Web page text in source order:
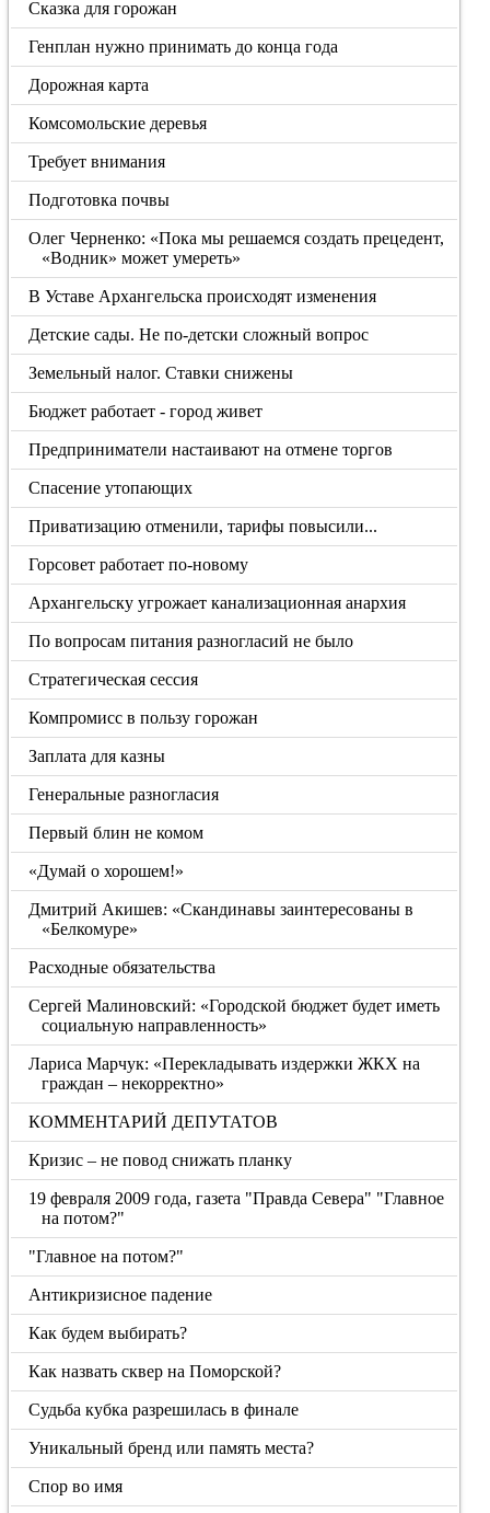
Сказка для горожан
Генплан нужно принимать до конца года
Дорожная карта
Комсомольские деревья
Требует внимания
Подготовка почвы
Олег Черненко: «Пока мы решаемся создать прецедент,
«Водник» может умереть»
В Уставе Архангельска происходят изменения
Детские сады. Не по-детски сложный вопрос
Земельный налог. Ставки снижены
Бюджет работает - город живет
Предприниматели настаивают на отмене торгов
Спасение утопающих
Приватизацию отменили, тарифы повысили...
Горсовет работает по-новому
Архангельску угрожает канализационная анархия
По вопросам питания разногласий не было
Стратегическая сессия
Компромисс в пользу горожан
Заплата для казны
Генеральные разногласия
Первый блин не комом
«Думай о хорошем!»
Дмитрий Акишев: «Скандинавы заинтересованы в
«Белкомуре»
Расходные обязательства
Сергей Малиновский: «Городской бюджет будет иметь
социальную направленность»
Лариса Марчук: «Перекладывать издержки ЖКХ на
граждан – некорректно»
КОММЕНТАРИЙ ДЕПУТАТОВ
Кризис – не повод снижать планку
19 февраля 2009 года, газета "Правда Севера" "Главное
на потом?"
"Главное на потом?"
Антикризисное падение
Как будем выбирать?
Как назвать сквер на Поморской?
Судьба кубка разрешилась в финале
Уникальный бренд или память места?
Спор во имя